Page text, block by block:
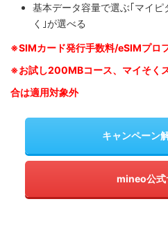
基本データ容量で選ぶ｢マイ
く｣が選べる
※SIMカード発行手数料/eSIMプロ
※お試し200MBコース、マイそく
合は適用対象外
キャンペーン
mineo公式